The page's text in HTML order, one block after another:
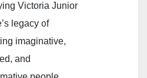
Victoria Junior
legacy ᧐f
imaginative,
аnd